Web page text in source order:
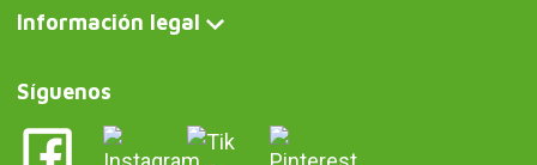
Información legal
Síguenos